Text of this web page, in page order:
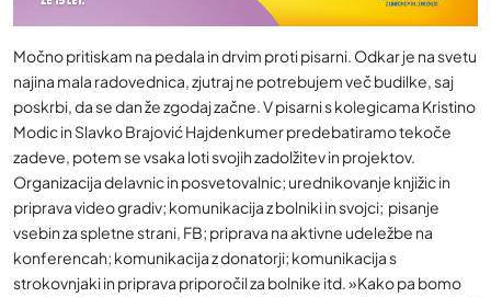
Močno pritiskam na pedala in drvim proti pisarni. Odkar je na svetu
najina mala radovednica, zjutraj ne potrebujem več budilke, saj
poskrbi, da se dan že zgodaj začne. V pisarni s kolegicama Kristino
Modic in Slavko Brajović Hajdenkumer predebatiramo tekoče
zadeve, potem se vsaka loti svojih zadolžitev in projektov.
Organizacija delavnic in posvetovalnic; urednikovanje knjižic in
priprava video gradiv; komunikacija z bolniki in svojci; pisanje
vsebin za spletne strani, FB; priprava na aktivne udeležbe na
konferencah; komunikacija z donatorji; komunikacija s
strokovnjaki in priprava priporočil za bolnike itd. »Kako pa bomo